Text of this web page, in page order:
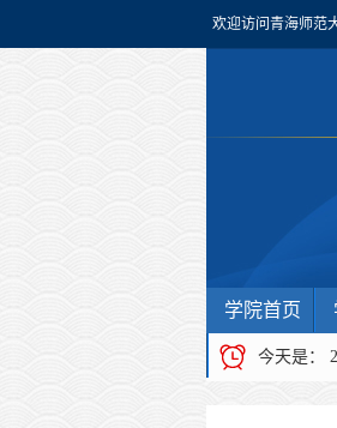
欢迎访问青海师范
学院首页
今天是：